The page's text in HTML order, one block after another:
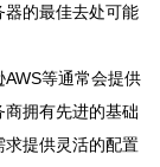
器的最佳去处可能
等通常会提供
拥有先进的基础
求提供灵活的配置